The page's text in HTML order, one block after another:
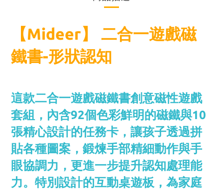
【Mideer】 二合一遊戲磁
鐵書-形狀認知
這款二合一遊戲磁鐵書創意磁性遊戲
套組，內含92個色彩鮮明的磁鐵與10
張精心設計的任務卡，讓孩子透過拼
貼各種圖案，鍛煉手部精細動作與手
眼協調力，更進一步提升認知處理能
力。特別設計的互動桌遊板，為家庭